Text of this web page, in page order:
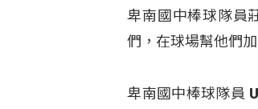
卑南國中棒球隊員
們，在球場幫他們加
卑南國中棒球隊員